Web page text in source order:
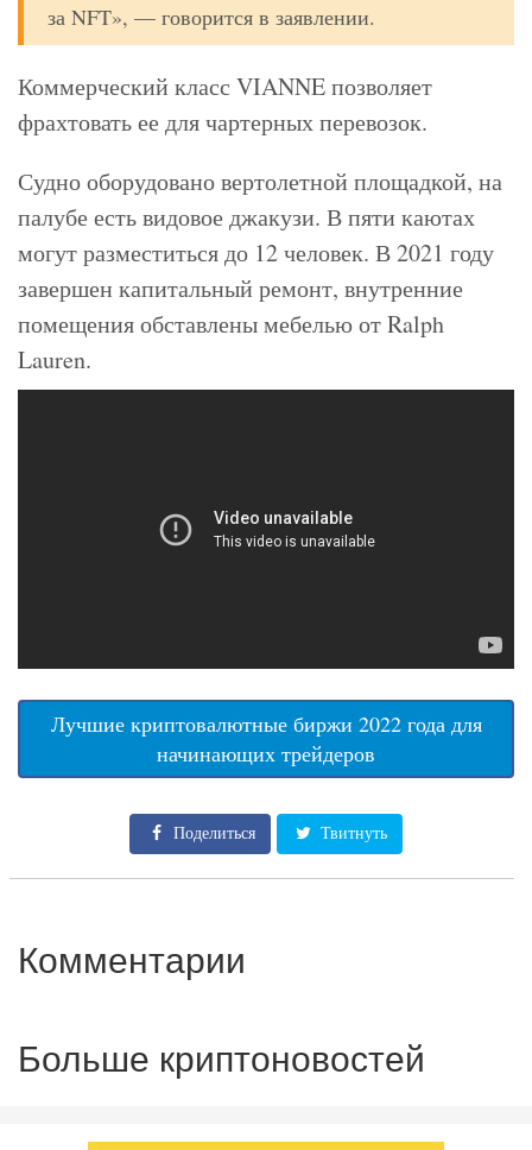
за NFT», — говорится в заявлении.
Коммерческий класс VIANNE позволяет
фрахтовать ее для чартерных перевозок.
Судно оборудовано вертолетной площадкой, на
палубе есть видовое джакузи. В пяти каютах
могут разместиться до 12 человек. В 2021 году
завершен капитальный ремонт, внутренние
помещения обставлены мебелью от Ralph
Lauren.
Лучшие криптовалютные биржи 2022 года для
начинающих трейдеров
Поделиться Твитнуть
Комментарии
Больше криптоновостей